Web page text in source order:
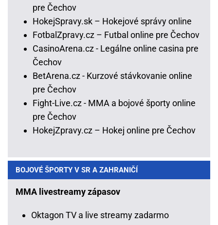
pre Čechov
HokejSpravy.sk – Hokejové správy online
FotbalZpravy.cz – Futbal online pre Čechov
CasinoArena.cz - Legálne online casina pre
Čechov
BetArena.cz - Kurzové stávkovanie online
pre Čechov
Fight-Live.cz - MMA a bojové športy online
pre Čechov
HokejZpravy.cz – Hokej online pre Čechov
BOJOVÉ ŠPORTY V SR A ZAHRANIČÍ
MMA livestreamy zápasov
Oktagon TV a live streamy zadarmo